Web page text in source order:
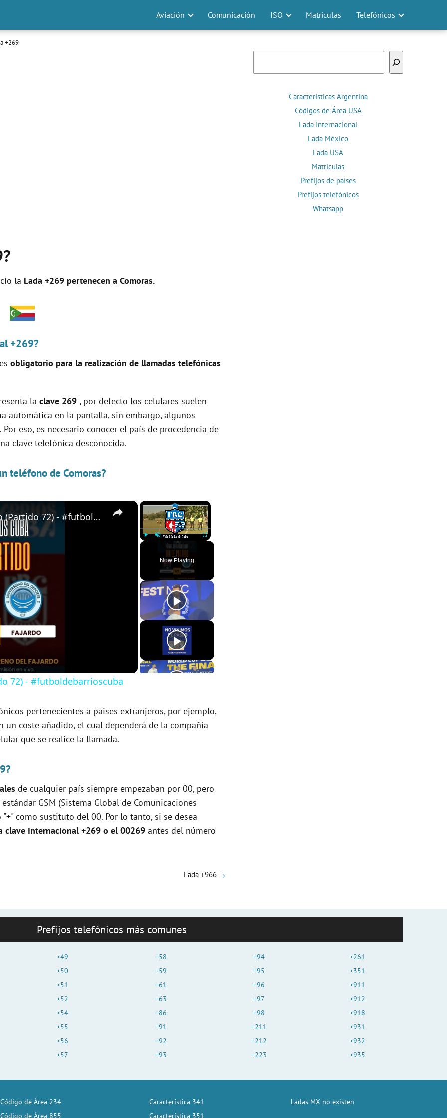
Aviación Comunicación ISO Matrículas Telefónicos
+269
la Lada +269 pertenecen a Comoras.
+269?
obligatorio para la realización de llamadas telefónicas
la clave 269 , por defecto los celulares suelen
automática en la pantalla, sin embargo, algunos
eso, es necesario conocer el país de procedencia de
clave telefónica desconocida.
teléfono de Comoras?
×
Unmute Fullscreen
Now Playing
×
Almendras de Párraga VS Fajardo (Partido 72) - #futboldebarrioscuba
72) - #futboldebarrioscuba
pertenecientes a paises extranjeros, por ejemplo,
un coste añadido, el cual dependerá de la compañía
que se realice la llamada.
de cualquier país siempre empezaban por 00, pero
GSM (Sistema Global de Comunicaciones
como sustituto del 00. Por lo tanto, si se desea
clave internacional +269 o el 00269 antes del número
Lada +966
Características Argentina
Códigos de Área USA
Lada Internacional
Lada México
Lada USA
Matrículas
Prefijos de países
Prefijos telefónicos
Whatsapp
Prefijos telefónicos más comunes
+49
+50
+51
+52
+54
+55
+56
+57
+58
+59
+61
+63
+86
+91
+92
+93
+94
+95
+96
+97
+98
+211
+212
+223
+261
+351
+911
+912
+918
+931
+932
+935
Código de Área 234
Código de Área 855
Característica 341
Característica 351
Ladas MX no existen